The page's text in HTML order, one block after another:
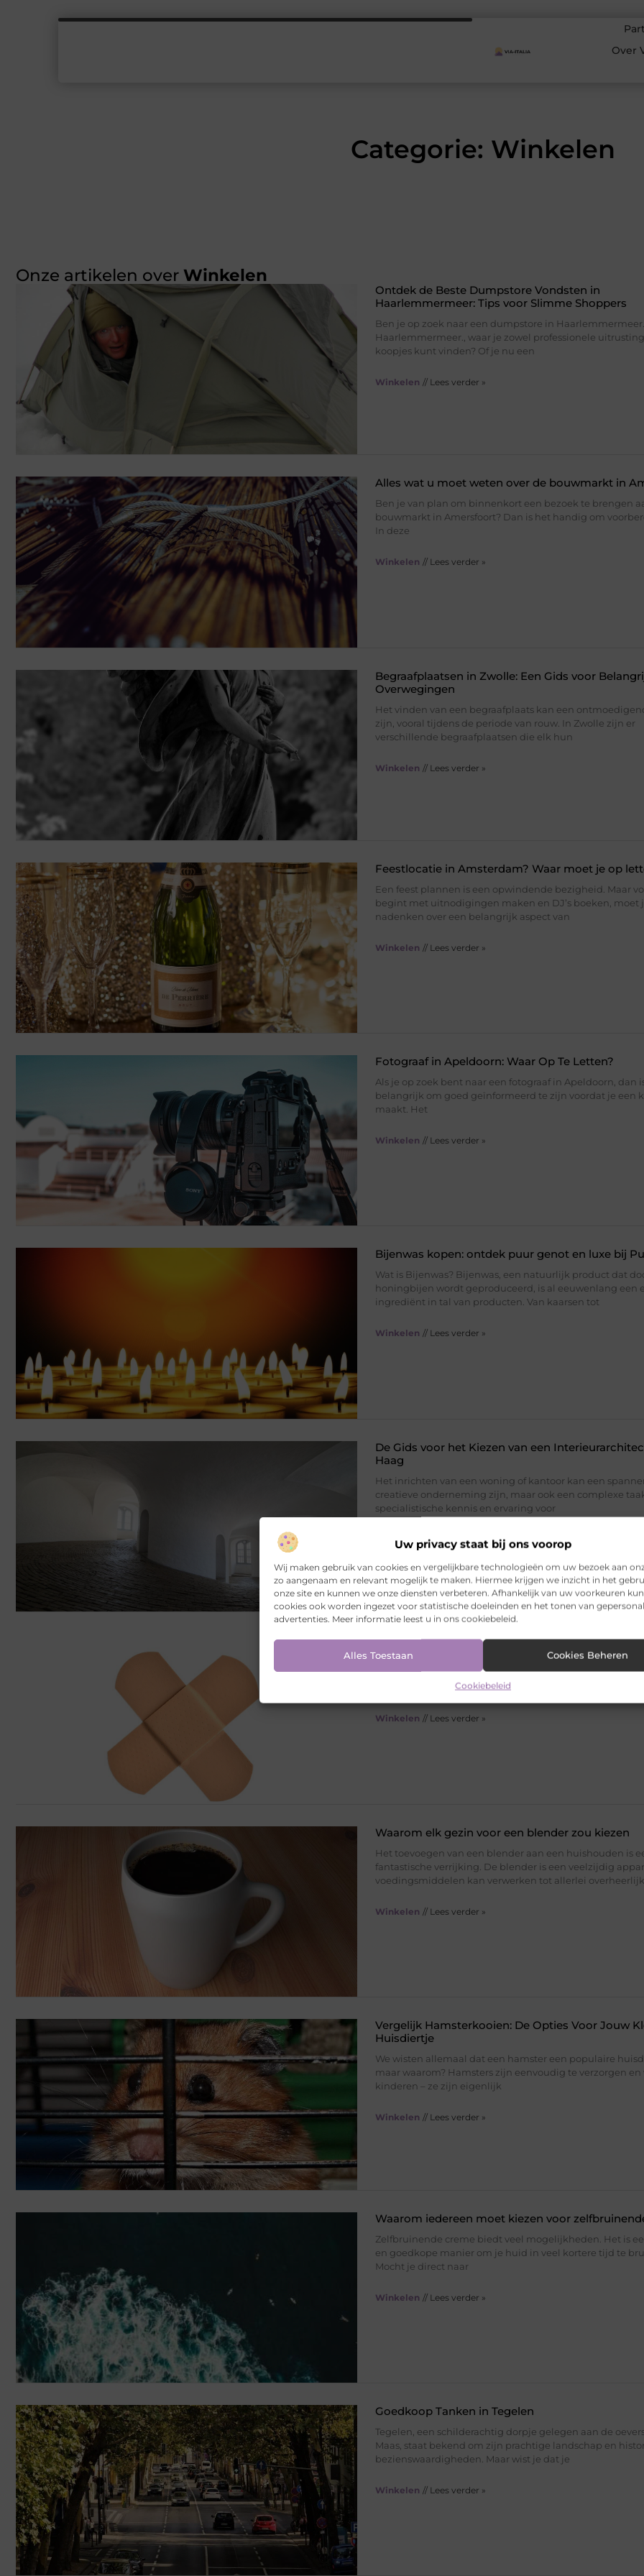
Uw privacy staat bij ons voorop
Wij maken gebruik van cookies en vergelijkbare technologieën om uw bezoek aan
zo aangenaam en relevant mogelijk te maken. Hiermee krijgen we inzicht in het
onze site en kunnen we onze diensten verbeteren. Afhankelijk van uw voorkeuren
cookies ook worden ingezet voor statistische doeleinden en het tonen van
advertenties. Meer informatie leest u in ons cookiebeleid.
Alles Toestaan Cookies Beheren
Cookiebeleid
Over
Categorie: Winkelen
Onze artikelen over Winkelen
Ontdek de Beste Dumpstore Vondsten in
Haarlemmermeer: Tips voor Slimme Shoppers
Ben je op zoek naar een dumpstore in
Haarlemmermeer., waar je zowel professionele
koopjes kunt vinden? Of je nu een
Winkelen // Lees verder »
Alles wat u moet weten over de bouwmarkt in
Ben je van plan om binnenkort een bezoek te brengen
bouwmarkt in Amersfoort? Dan is het handig om
In deze
Winkelen // Lees verder »
Begraafplaatsen in Zwolle: Een Gids voor
Overwegingen
Het vinden van een begraafplaats kan een
zijn, vooral tijdens de periode van rouw. In Zwolle zijn er
verschillende begraafplaatsen die elk hun
Winkelen // Lees verder »
Feestlocatie in Amsterdam? Waar moet je op
Een feest plannen is een opwindende bezigheid. Maar
begint met uitnodigingen maken en DJ’s boeken, moet
nadenken over een belangrijk aspect van
Winkelen // Lees verder »
Fotograaf in Apeldoorn: Waar Op Te Letten?
Als je op zoek bent naar een fotograaf in Apeldoorn, dan
belangrijk om goed geïnformeerd te zijn voordat je een
maakt. Het
Winkelen // Lees verder »
Bijenwas kopen: ontdek puur genot en luxe bij
Wat is Bijenwas? Bijenwas, een natuurlijk product dat
honingbijen wordt geproduceerd, is al eeuwenlang een
ingrediënt in tal van producten. Van kaarsen tot
Winkelen // Lees verder »
De Gids voor het Kiezen van een
Haag
Het inrichten van een woning of kantoor kan een
creatieve onderneming zijn, maar ook een complexe
specialistische kennis en ervaring voor
Winkelen // Lees verder »
Alles wat Je Moet Weten over het Kiezen van
in Utrecht
Het is een feit dat iedereen een huisarts nodig heeft. Of
om een jaarlijkse controle, het behandelen van kleine
Winkelen // Lees verder »
Waarom elk gezin voor een blender zou kiezen
Het toevoegen van een blender aan een huishouden is
fantastische verrijking. De blender is een veelzijdig
voedingsmiddelen kan verwerken tot allerlei
Winkelen // Lees verder »
Vergelijk Hamsterkooien: De Opties Voor Jouw
Huisdiertje
We wisten allemaal dat een hamster een populaire
maar waarom? Hamsters zijn eenvoudig te verzorgen en
kinderen – ze zijn eigenlijk
Winkelen // Lees verder »
Waarom iedereen moet kiezen voor
Zelfbruinende creme biedt veel mogelijkheden. Het is
en goedkope manier om je huid in veel kortere tijd te
Mocht je direct naar
Winkelen // Lees verder »
Goedkoop Tanken in Tegelen
Tegelen, een schilderachtig dorpje gelegen aan de
Maas, staat bekend om zijn prachtige landschap en
bezienswaardigheden. Maar wist je dat je
Winkelen // Lees verder »